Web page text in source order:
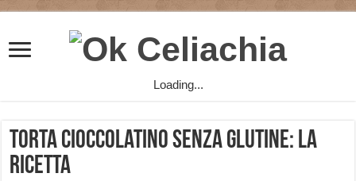
Loading...
Torta cioccolatino senza glutine: la
ricetta